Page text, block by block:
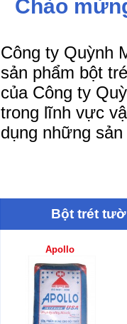
Chào
Công ty Quỳnh
sản phẩm bột
của Công ty
trong lĩnh vực
dụng những
Bột trét
Apollo